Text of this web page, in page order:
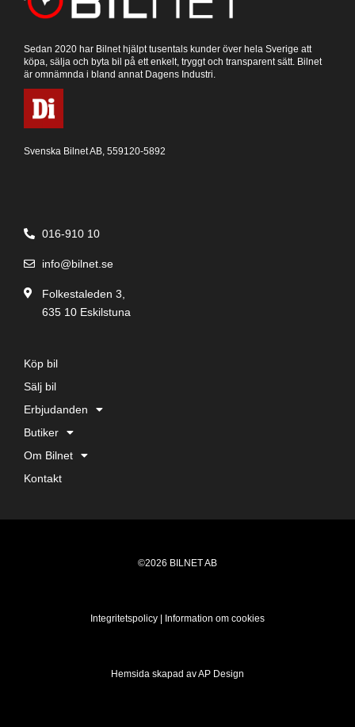
Sedan 2020 har Bilnet hjälpt tusentals kunder över hela Sverige att
köpa, sälja och byta bil på ett enkelt, tryggt och transparent sätt. Bilnet
är omnämnda i bland annat Dagens Industri.
Svenska Bilnet AB, 559120-5892
016-910 10
info@bilnet.se
Folkestaleden 3,
635 10 Eskilstuna
Köp bil
Sälj bil
Erbjudanden
Butiker
Om Bilnet
Kontakt
©2026 BILNET AB
Integritetspolicy Information om cookies
Hemsida skapad av AP Design